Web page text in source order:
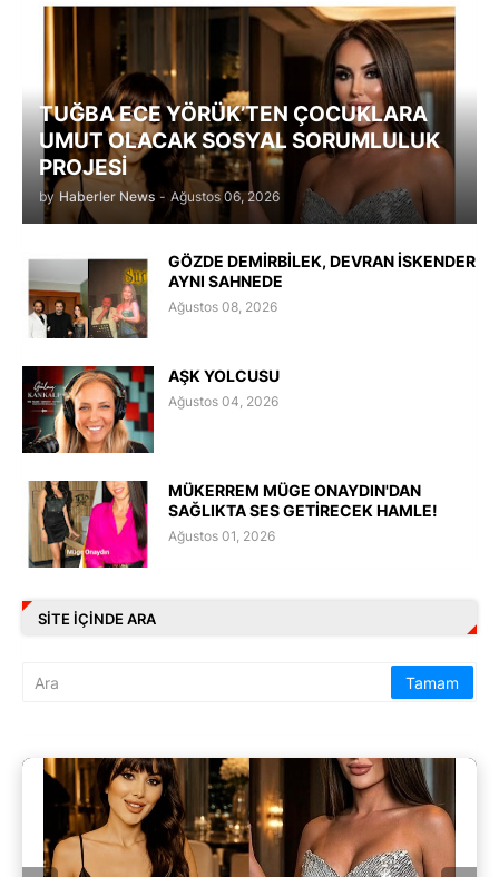
TUĞBA ECE YÖRÜK’TEN ÇOCUKLARA
UMUT OLACAK SOSYAL SORUMLULUK
PROJESİ
by Haberler News - Ağustos 06, 2026
GÖZDE DEMİRBİLEK, DEVRAN İSKENDER
AYNI SAHNEDE
Ağustos 08, 2026
AŞK YOLCUSU
Ağustos 04, 2026
MÜKERREM MÜGE ONAYDIN'DAN
SAĞLIKTA SES GETİRECEK HAMLE!
Ağustos 01, 2026
SITE IÇINDE ARA